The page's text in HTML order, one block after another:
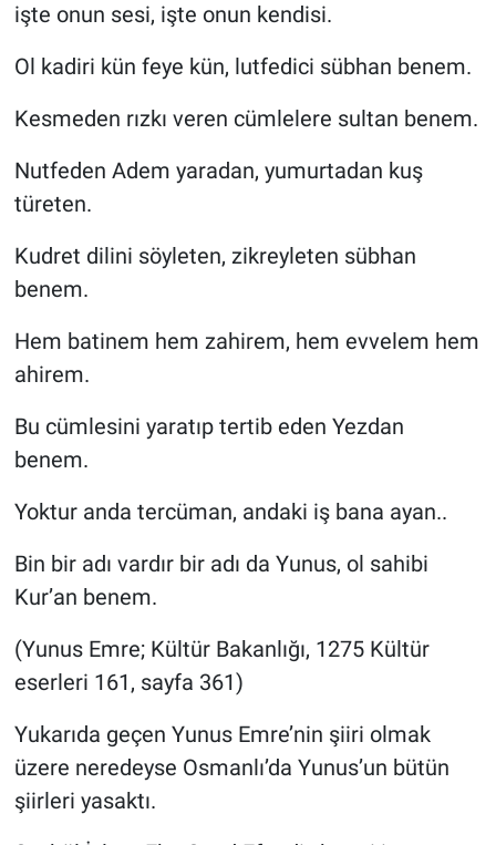
işte onun sesi, işte onun kendisi.
Ol kadiri kün feye kün, lutfedici sübhan benem.
Kesmeden rızkı veren cümlelere sultan benem.
Nutfeden Adem yaradan, yumurtadan kuş
türeten.
Kudret dilini söyleten, zikreyleten sübhan
benem.
Hem batinem hem zahirem, hem evvelem hem
ahirem.
Bu cümlesini yaratıp tertib eden Yezdan
benem.
Yoktur anda tercüman, andaki iş bana ayan..
Bin bir adı vardır bir adı da Yunus, ol sahibi
Kur’an benem.
(Yunus Emre; Kültür Bakanlığı, 1275 Kültür
eserleri 161, sayfa 361)
Yukarıda geçen Yunus Emre’nin şiiri olmak
üzere neredeyse Osmanlı’da Yunus’un bütün
şiirleri yasaktı.